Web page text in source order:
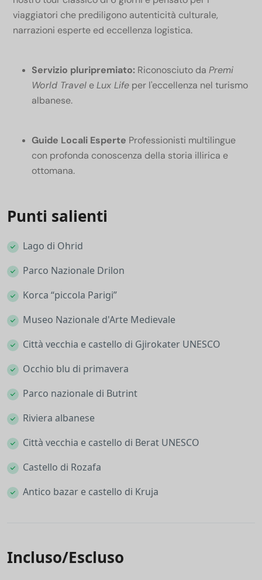
viaggiatori che prediligono autenticità culturale,
narrazioni esperte ed eccellenza logistica.
Servizio pluripremiato: Riconosciuto da Premi
World Travel eLux Life per l'eccellenza nel turismo
albanese.
Guide Locali Esperte Professionisti multilingue
con profonda conoscenza della storia illirica e
ottomana.
Punti salienti
Lago di Ohrid
Parco Nazionale Drilon
Korca “piccola Parigi”
Museo Nazionale d'Arte Medievale
Città vecchia e castello di Gjirokater UNESCO
Occhio blu di primavera
Parco nazionale di Butrint
Riviera albanese
Città vecchia e castello di Berat UNESCO
Castello di Rozafa
Antico bazar e castello di Kruja
Incluso/Escluso